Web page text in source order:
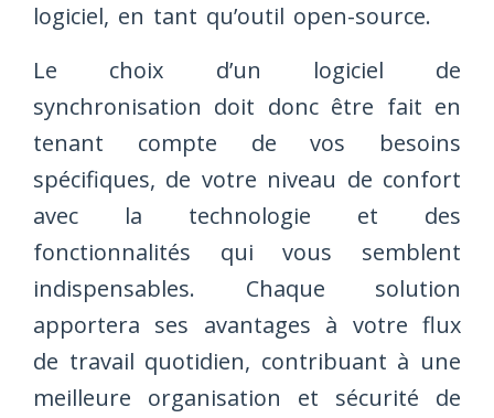
logiciel, en tant qu’outil open-source.
Le choix d’un logiciel de
synchronisation doit donc être fait en
tenant compte de vos besoins
spécifiques, de votre niveau de confort
avec la technologie et des
fonctionnalités qui vous semblent
indispensables. Chaque solution
apportera ses avantages à votre flux
de travail quotidien, contribuant à une
meilleure organisation et sécurité de